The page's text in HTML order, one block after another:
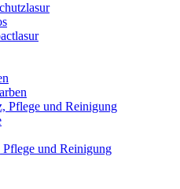
Pflege und Reinigung
und Reinigung